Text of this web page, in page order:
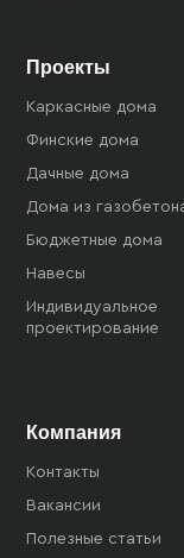
Проекты
Каркасные дома
Финские дома
Дачные дома
Дома из
Бюджетные дома
Навесы
Индивидуальное
проектирование
Компания
Контакты
Вакансии
Полезные статьи